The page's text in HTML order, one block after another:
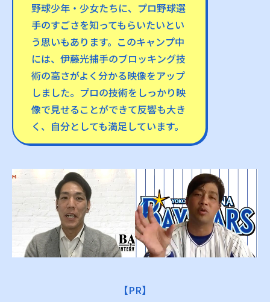
野球少年・少女たちに、プロ野球選
手のすごさを知ってもらいたいとい
う思いもあります。このキャンプ中
には、伊藤光捕手のブロッキング技
術の高さがよく分かる映像をアップ
しました。プロの技術をしっかり映
像で見せることができて反響も大き
く、自分としても満足しています。
【PR】